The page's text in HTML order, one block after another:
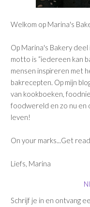
Welkom op Marina's
Op Marina's Bakery deel
motto is “iedereen kan
mensen inspireren met
bakrecepten. Op mijn
van kookboeken,
foodwereld en zo nu en
leven!
On your marks...Get
Liefs, Marina
Schrijf je in en ontvang